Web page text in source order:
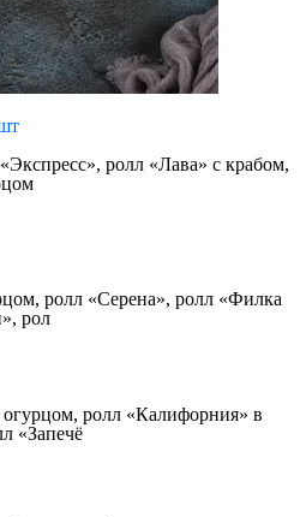
ролл «Лава» с крабом,
ролл «Серена», ролл «Филка
рол
ролл «Калифорния» в
«Запечё